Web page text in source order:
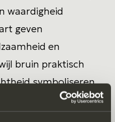
waardigheid
geven
en
bruin praktisch
symboliseren.
weven deze